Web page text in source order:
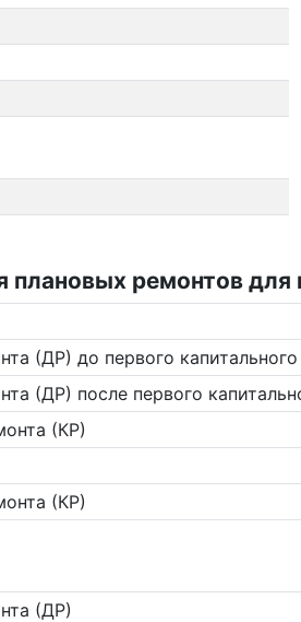
ремонтов для
(ДР) до первого
(ДР) после первого
(КР)
(КР)
(ДР)